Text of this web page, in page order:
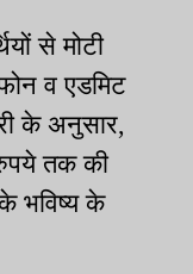
से मोटी
व एडमिट
के अनुसार,
तक की
भविष्य के